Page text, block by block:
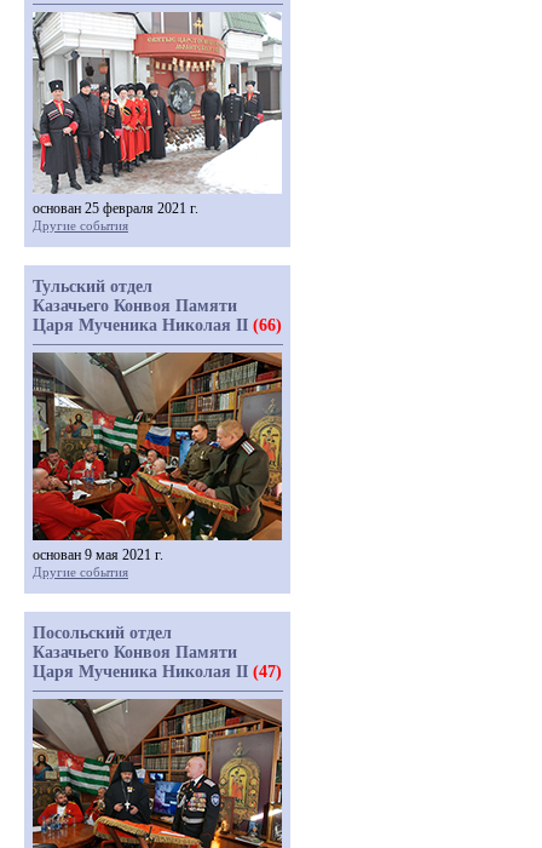
основан 25 февраля 2021 г.
Другие события
Тульский отдел
Казачьего Конвоя Памяти
Царя Мученика Николая II (66)
основан 9 мая 2021 г.
Другие события
Посольский отдел
Казачьего Конвоя Памяти
Царя Мученика Николая II (47)